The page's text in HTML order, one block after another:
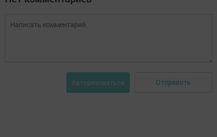
Авторизоваться Отправить